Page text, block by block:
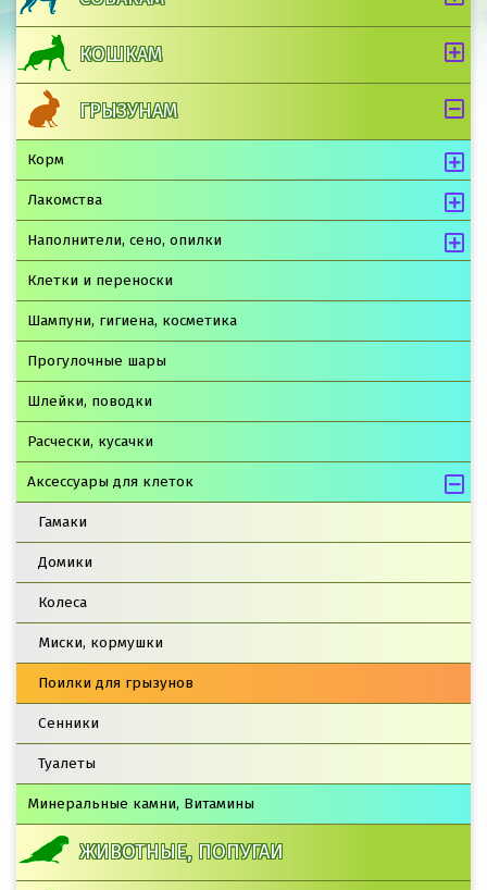
КОШКАМ
ГРЫЗУНАМ
Корм
Лакомства
Наполнители, сено, опилки
Клетки и переноски
Шампуни, гигиена, косметика
Прогулочные шары
Шлейки, поводки
Расчески, кусачки
Аксессуары для клеток
Гамаки
Домики
Колеса
Миски, кормушки
Поилки для грызунов
Сенники
Туалеты
Минеральные камни, Витамины
ЖИВОТНЫЕ, ПОПУГАИ